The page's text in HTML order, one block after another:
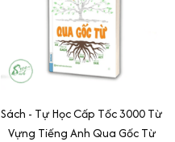
Sách - Tự Học Cấp Tốc 3000 Từ
Vựng Tiếng Anh Qua Gốc Từ